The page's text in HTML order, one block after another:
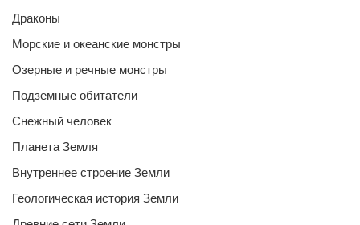
Драконы
Морские и океанские монстры
Озерные и речные монстры
Подземные обитатели
Снежный человек
Планета Земля
Внутреннее строение Земли
Геологическая история Земли